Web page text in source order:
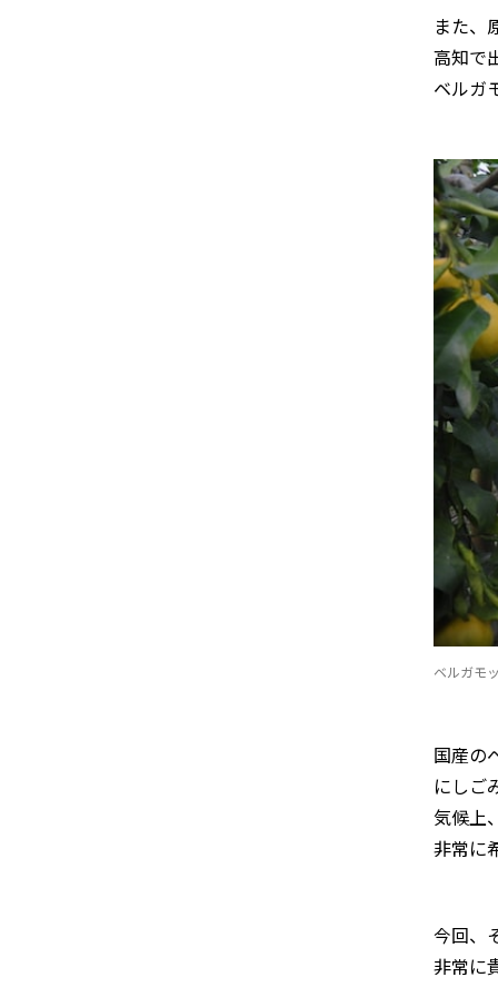
また、
高知で
ベルガ
ベルガモ
国産の
にしご
気候上
非常に
今回、
非常に